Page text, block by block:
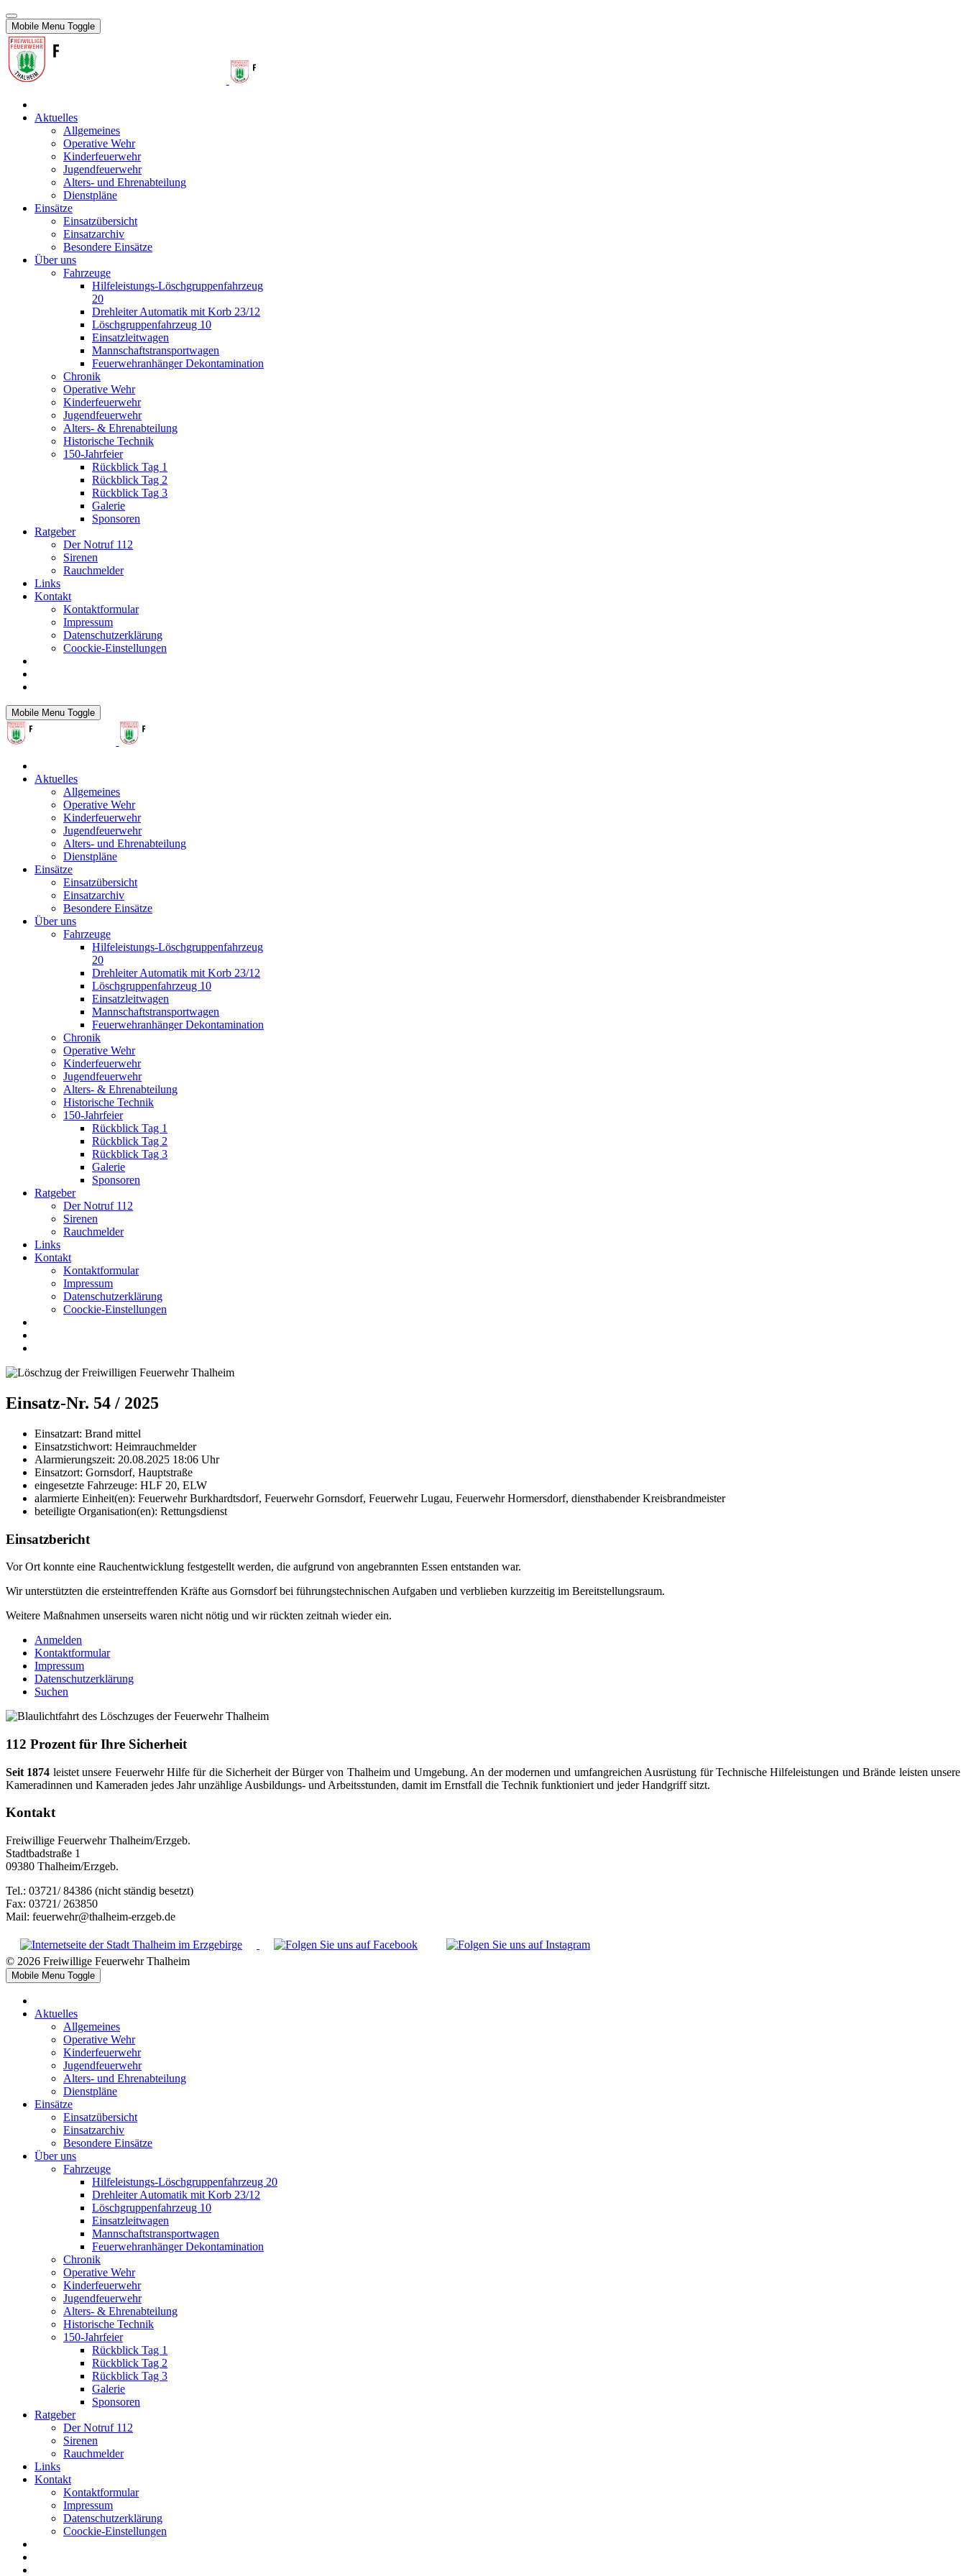
Mobile Menu Toggle
Aktuelles
Allgemeines
Operative Wehr
Kinderfeuerwehr
Jugendfeuerwehr
Alters- und Ehrenabteilung
Dienstpläne
Einsätze
Einsatzübersicht
Einsatzarchiv
Besondere Einsätze
Über uns
Fahrzeuge
Hilfeleistungs-Löschgruppenfahrzeug
20
Drehleiter Automatik mit Korb 23/12
Löschgruppenfahrzeug 10
Einsatzleitwagen
Mannschaftstransportwagen
Feuerwehranhänger Dekontamination
Chronik
Operative Wehr
Kinderfeuerwehr
Jugendfeuerwehr
Alters- & Ehrenabteilung
Historische Technik
150-Jahrfeier
Rückblick Tag 1
Rückblick Tag 2
Rückblick Tag 3
Galerie
Sponsoren
Ratgeber
Der Notruf 112
Sirenen
Rauchmelder
Links
Kontakt
Kontaktformular
Impressum
Datenschutzerklärung
Coockie-Einstellungen
Mobile Menu Toggle
Aktuelles
Allgemeines
Operative Wehr
Kinderfeuerwehr
Jugendfeuerwehr
Alters- und Ehrenabteilung
Dienstpläne
Einsätze
Einsatzübersicht
Einsatzarchiv
Besondere Einsätze
Über uns
Fahrzeuge
Hilfeleistungs-Löschgruppenfahrzeug
20
Drehleiter Automatik mit Korb 23/12
Löschgruppenfahrzeug 10
Einsatzleitwagen
Mannschaftstransportwagen
Feuerwehranhänger Dekontamination
Chronik
Operative Wehr
Kinderfeuerwehr
Jugendfeuerwehr
Alters- & Ehrenabteilung
Historische Technik
150-Jahrfeier
Rückblick Tag 1
Rückblick Tag 2
Rückblick Tag 3
Galerie
Sponsoren
Ratgeber
Der Notruf 112
Sirenen
Rauchmelder
Links
Kontakt
Kontaktformular
Impressum
Datenschutzerklärung
Coockie-Einstellungen
Einsatz-Nr. 54 / 2025
Einsatzart: Brand mittel
Einsatzstichwort: Heimrauchmelder
Alarmierungszeit: 20.08.2025 18:06 Uhr
Einsatzort: Gornsdorf, Hauptstraße
eingesetzte Fahrzeuge: HLF 20, ELW
alarmierte Einheit(en): Feuerwehr Burkhardtsdorf, Feuerwehr Gornsdorf, Feuerwehr Lugau, Feuerwehr Hormersdorf, diensthabender Kreisbrandmeister
beteiligte Organisation(en): Rettungsdienst
Einsatzbericht
Vor Ort konnte eine Rauchentwicklung festgestellt werden, die aufgrund von angebrannten Essen entstanden war.
Wir unterstützten die ersteintreffenden Kräfte aus Gornsdorf bei führungstechnischen Aufgaben und verblieben kurzzeitig im Bereitstellungsraum.
Weitere Maßnahmen unserseits waren nicht nötig und wir rückten zeitnah wieder ein.
Anmelden
Kontaktformular
Impressum
Datenschutzerklärung
Suchen
112 Prozent für Ihre Sicherheit
Seit 1874 leistet unsere Feuerwehr Hilfe für die Sicherheit der Bürger von Thalheim und Umgebung. An der modernen und umfangreichen Ausrüstung für Technische Hilfeleistungen und Brände leisten unsere
Kameradinnen und Kameraden jedes Jahr unzählige Ausbildungs- und Arbeitsstunden, damit im Ernstfall die Technik funktioniert und jeder Handgriff sitzt.
Kontakt
Freiwillige Feuerwehr Thalheim/Erzgeb.
Stadtbadstraße 1
09380 Thalheim/Erzgeb.
Tel.: 03721/ 84386 (nicht ständig besetzt)
Fax: 03721/ 263850
Mail: feuerwehr@thalheim-erzgeb.de
© 2026 Freiwillige Feuerwehr Thalheim
Mobile Menu Toggle
Aktuelles
Allgemeines
Operative Wehr
Kinderfeuerwehr
Jugendfeuerwehr
Alters- und Ehrenabteilung
Dienstpläne
Einsätze
Einsatzübersicht
Einsatzarchiv
Besondere Einsätze
Über uns
Fahrzeuge
Hilfeleistungs-Löschgruppenfahrzeug 20
Drehleiter Automatik mit Korb 23/12
Löschgruppenfahrzeug 10
Einsatzleitwagen
Mannschaftstransportwagen
Feuerwehranhänger Dekontamination
Chronik
Operative Wehr
Kinderfeuerwehr
Jugendfeuerwehr
Alters- & Ehrenabteilung
Historische Technik
150-Jahrfeier
Rückblick Tag 1
Rückblick Tag 2
Rückblick Tag 3
Galerie
Sponsoren
Ratgeber
Der Notruf 112
Sirenen
Rauchmelder
Links
Kontakt
Kontaktformular
Impressum
Datenschutzerklärung
Coockie-Einstellungen